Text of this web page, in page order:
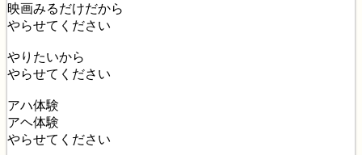
映画みるだけだから
やらせてください
やりたいから
やらせてください
アハ体験
アヘ体験
やらせてください